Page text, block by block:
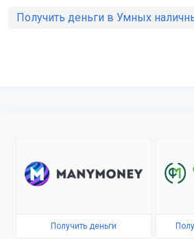
Получить деньги в Умных
Получить деньги